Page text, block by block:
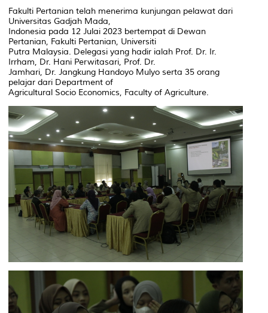
Fakulti Pertanian telah menerima kunjungan pelawat dari
Universitas Gadjah Mada,
Indonesia pada 12 Julai 2023 bertempat di Dewan
Pertanian, Fakulti Pertanian, Universiti
Putra Malaysia. Delegasi yang hadir ialah Prof. Dr. Ir.
Irrham, Dr. Hani Perwitasari, Prof. Dr.
Jamhari, Dr. Jangkung Handoyo Mulyo serta 35 orang
pelajar dari Department of
Agricultural Socio Economics, Faculty of Agriculture.